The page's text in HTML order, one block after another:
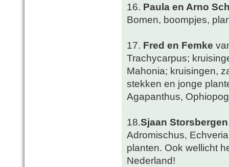
16. Paula en Arno
Bomen, boompjes,
17. Fred en Femke
Trachycarpus;
Mahonia; kruisingen,
stekken en jonge
Agapanthus,
18.Sjaan Storsbergen
Adromischus,
planten. Ook wellicht
Nederland!